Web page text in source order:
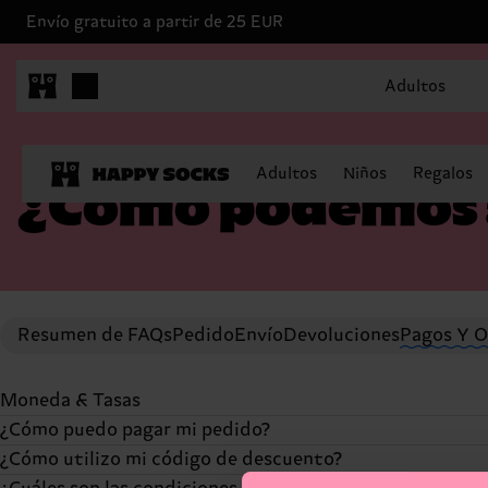
Envío gratuito a partir de 25 EUR
Adultos
Adultos Niños Regalos
¿Cómo
Resumen de FAQsPedidoEnvíoDevolucionesPagos Y
Moneda & Tasas
La moneda que ves en nuestra web depende del país
es posible pagar en otra distinta. Los gastos de envío
¿Cómo puedo pagar mi pedido?
¿Cómo utilizo mi código de descuento?